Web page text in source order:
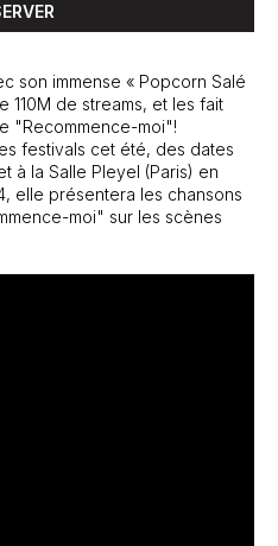
son immense « Popcorn Salé
110M de streams, et les fait
"Recommence-moi"!
festivals cet été, des dates
à la Salle Pleyel (Paris) en
elle présentera les chansons
moi" sur les scènes